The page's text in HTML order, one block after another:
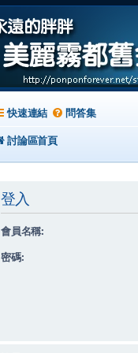
快速連結 問答集
討論區首頁
登入
會員名稱:
密碼: